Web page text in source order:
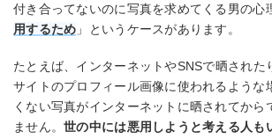
付き合ってないのに写真を求めてくる男の心
用するため 」というケースがあります。
たとえば、インターネットやSNSで晒された
サイトのプロフィール画像に使われるような
くない写真がインターネットに晒されてから
ません。世の中には悪用しようと考える人も